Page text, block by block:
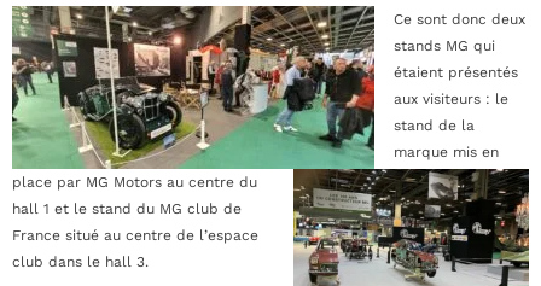
Ce sont donc deux
stands MG qui
étaient présentés
aux visiteurs : le
stand de la
marque mis en
place par MG Motors au centre du
hall 1 et le stand du MG club de
France situé au centre de l’espace
club dans le hall 3.